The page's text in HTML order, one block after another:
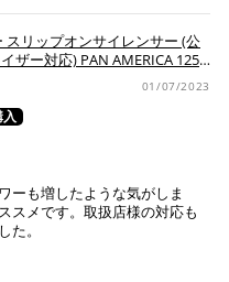
スリップオンサイレンサー (公
ザー対応) PAN AMERICA 1250
01/07/2023
ーも増したような気がしま
スメです。取扱店様の対応も
。